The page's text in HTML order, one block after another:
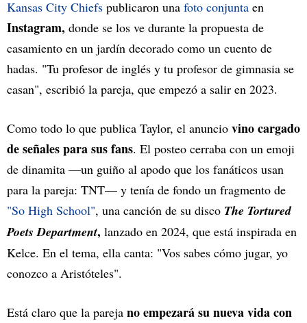
Kansas City Chiefs publicaron una foto conjunta en
Instagram, donde se los ve durante la propuesta de
casamiento en un jardín decorado como un cuento de
hadas. "Tu profesor de inglés y tu profesor de gimnasia se
casan", escribió la pareja, que empezó a salir en 2023.
Como todo lo que publica Taylor, el anuncio vino cargado
de señales para sus fans. El posteo cerraba con un emoji
de dinamita —un guiño al apodo que los fanáticos usan
para la pareja: TNT— y tenía de fondo un fragmento de
"So High School", una canción de su disco The Tortured
Poets Department, lanzado en 2024, que está inspirada en
Kelce. En el tema, ella canta: "Vos sabes cómo jugar, yo
conozco a Aristóteles".
Está claro que la pareja no empezará su nueva vida con